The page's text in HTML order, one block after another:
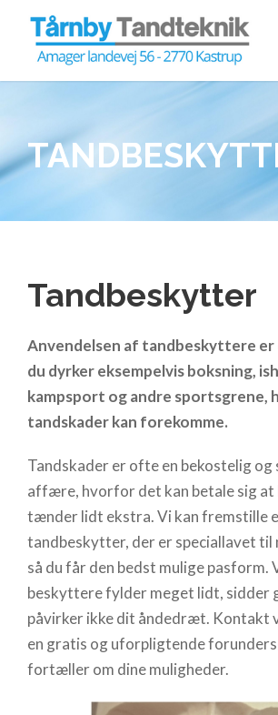
Tandbeskytter
Anvendelsen af tandbeskyttere er
du dyrker eksempelvis boksning,
kampsport og andre sportsgrene,
tandskader kan forekomme.
Tandskader er ofte en bekostelig
affære, hvorfor det kan betale sig at
tænder lidt ekstra. Vi kan fremstille
tandbeskytter, der er speciallavet til
så du får den bedst mulige pasform.
beskyttere fylder meget lidt, sidder
påvirker ikke dit åndedræt. Kontakt
en gratis og uforpligtende
fortæller om dine muligheder.